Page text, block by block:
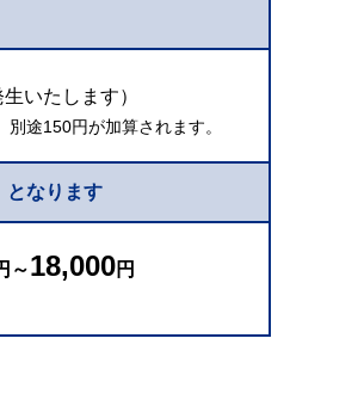
いたします）
途150円が加算されます。
となります
～18,000円